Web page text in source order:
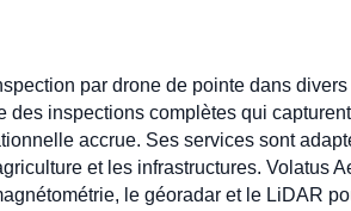
par drone de pointe dans
inspections complètes qui
accrue. Ses services sont
et les infrastructures. Volatus
le géoradar et le LiDAR